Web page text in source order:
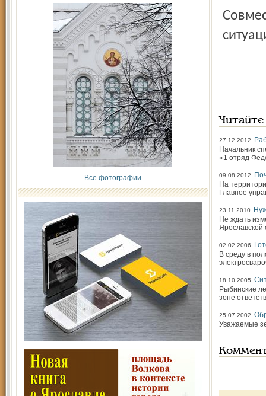
Все фотографии
Совместными усилиями мы в состоянии удержать
27.12.2012
Начальник
«1 отряд
09.08.2012
На
Главное
23.11.2010
Не ждать
Ярославской
02.02.2006
В среду в
18.10.2005
Рыбинские
зоне
25.07.2002
Уважаемые